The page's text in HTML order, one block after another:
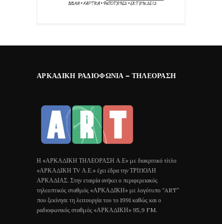
ΑΡΚΑΔΙΚΉ ΡΑΔΙΟΦΩΝΊΑ – ΤΗΛΕΌΡΑΣΗ
Η «ΑΡΚΑΔΙΚΗ ΤΗΛΕΟΡΑΣΗ Α.Ε» με διακριτικό τίτλο
«ΑΡΚΑΔΙΚΗ ΤV Α.Ε.» έχει έδρα την ΤΡΙΠΟΛΗ
ΑΡΚΑΔΙΑΣ. Στην εταιρία ανήκει ο περιφερειακός
τηλεοπτικός σταθμός «ΑΡΚΑΔΙΚΗ» με λογότυπο “ART”
που ξεκίνησε τη λειτουργία του το 1991 καθώς και ο
ραδιοφωνικός σταθμός «ΑΡΚΑΔΙΚΗ» 95,9 FM.